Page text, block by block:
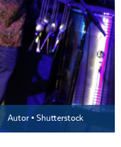
Autor ▪ Shutterstock